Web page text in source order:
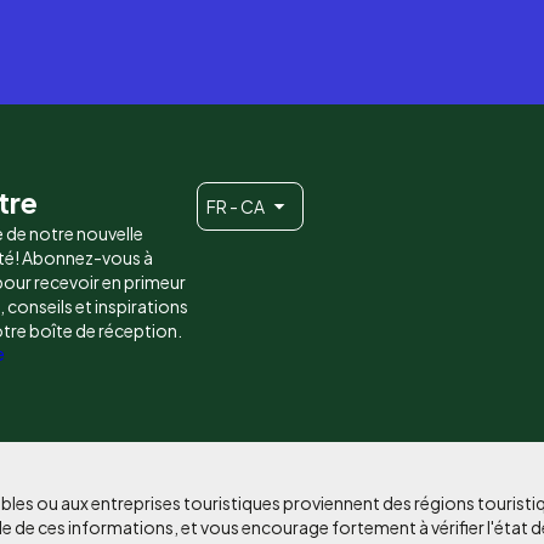
de notre nouvelle
Abonnez-vous à
recevoir en primeur
conseils et inspirations
boîte de réception.
FR - CA
ou aux entreprises touristiques proviennent des régions
de ces informations, et vous encourage fortement à vérifier l'état